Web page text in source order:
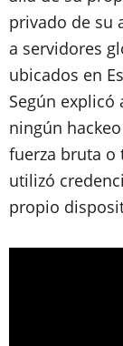
privado de su
a servidores
ubicados en
Según explicó
ningún
fuerza bruta o
utilizó
propio